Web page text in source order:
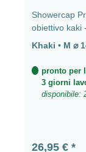
Showercap Protezione antipioggia per fotocamera e
Khaki • M
pronto per
3 giorni
disponibile:
Prezzo
26,95 €